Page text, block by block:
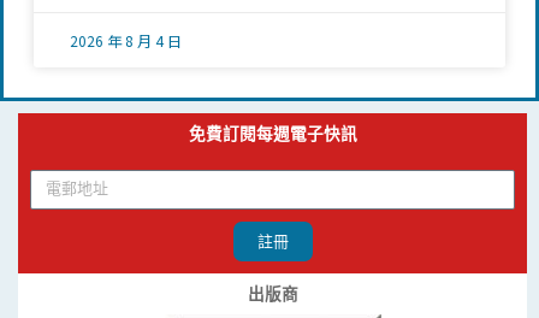
2026 年 8 月 4 日
免費訂閱每週電子快訊
註冊
出版商